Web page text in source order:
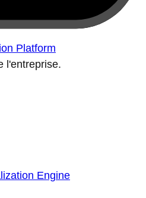
Platform
l'entreprise.
Engine